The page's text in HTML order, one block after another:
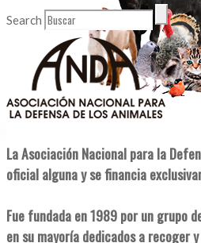
Search
La Asociación Nacional para la
oficial alguna y se financia
Fue fundada en 1989 por un grupo
en su mayoría dedicados a recoger